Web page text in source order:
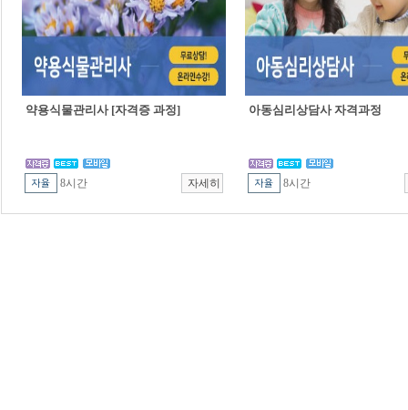
약용식물관리사 [자격증 과정]
8시간
아동심리상담사 자격과정
8시간